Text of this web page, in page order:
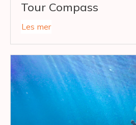
Tour Compass
Les mer